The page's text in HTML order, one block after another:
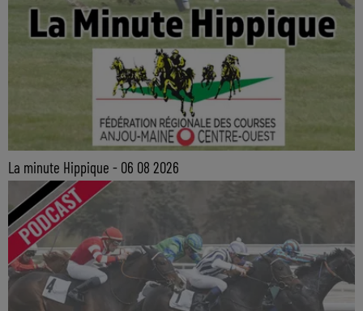
La minute Hippique - 06 08 2026